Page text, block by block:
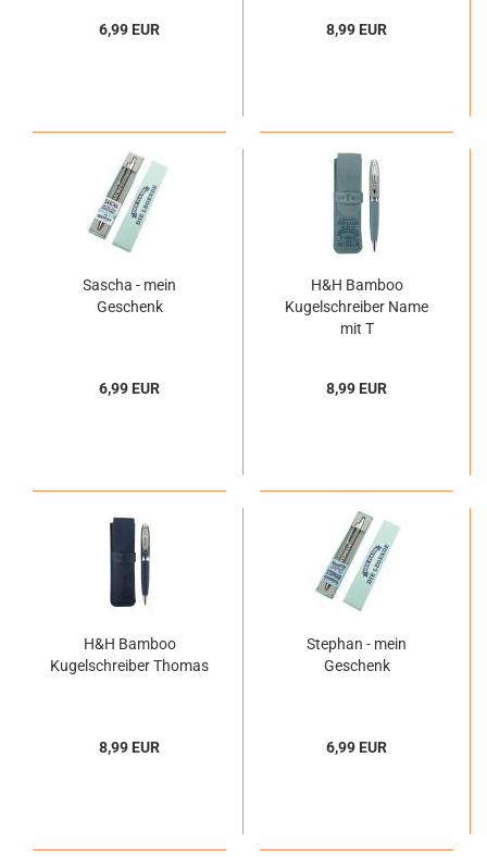
6,99 EUR 8,99 EUR
Sascha - mein
Geschenk
6,99 EUR
H&H Bamboo
Kugelschreiber Name
mit T
8,99 EUR
H&H Bamboo
Kugelschreiber Thomas
8,99 EUR
Stephan - mein
Geschenk
6,99 EUR